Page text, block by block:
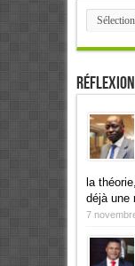
Archives
la
déjà une
7